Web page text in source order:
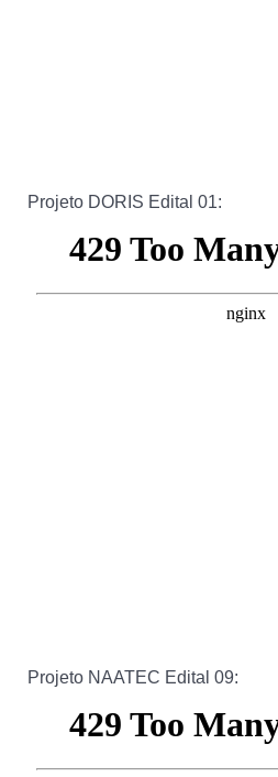
Projeto DORIS Edital 01:
Projeto NAATEC Edital 09: